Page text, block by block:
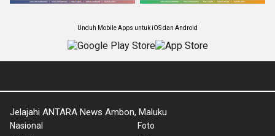
Unduh Mobile Apps untuk iOS dan Android
Jelajahi ANTARA News Ambon, Maluku
Nasional
Foto